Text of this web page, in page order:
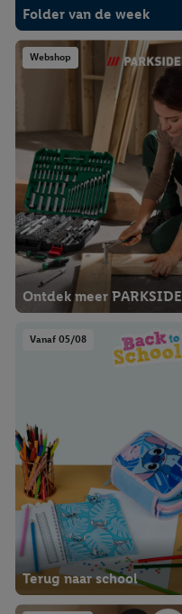
Folder van de week
Webshop
Ontdek meer PARKSIDE
Vanaf 05/08
Terug naar school